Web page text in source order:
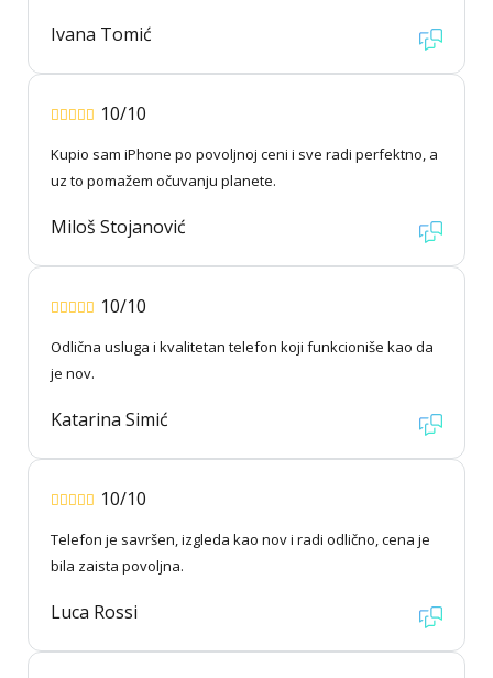
Ivana Tomić
10/10
Kupio sam iPhone po povoljnoj ceni i sve radi perfektno, a
uz to pomažem očuvanju planete.
Miloš Stojanović
10/10
Odlična usluga i kvalitetan telefon koji funkcioniše kao da
je nov.
Katarina Simić
10/10
Telefon je savršen, izgleda kao nov i radi odlično, cena je
bila zaista povoljna.
Luca Rossi